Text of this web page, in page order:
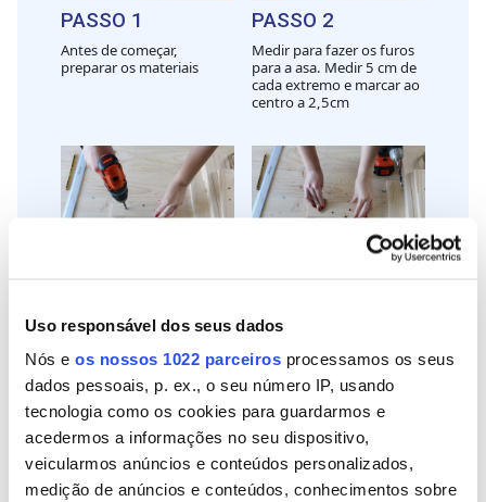
Uso responsável dos seus dados
Nós e os nossos 1022 parceiros processamos os seus
dados pessoais, p. ex., o seu número IP, usando
tecnologia como os cookies para guardarmos e
acedermos a informações no seu dispositivo,
veicularmos anúncios e conteúdos personalizados,
medição de anúncios e conteúdos, conhecimentos sobre
PASSO 1
Antes de começar,
preparar os materiais
PASSO 2
Medir para fazer os furos
para a asa. Medir 5 cm de
cada extremo e marcar ao
centro a 2,5cm
broca adequada para
fazer os furos
qualquer tipo de farpa e